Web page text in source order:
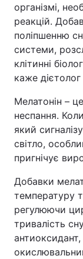
організмі,
реакцій.
поліпшенню
системи,
клітинні
каже дієтолог
Мелатонін –
неспання.
який
світло,
пригнічує
Добавки
температуру
регулюючи
тривалість